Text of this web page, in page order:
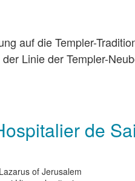
auf die Templer-
Linie der Templer-
de
of Jerusalem